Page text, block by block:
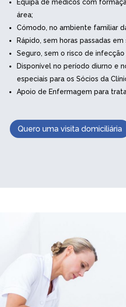
Equipa de médicos com
área;
Cómodo, no ambiente familiar
Rápido, sem horas passadas
Seguro, sem o risco de infecção
Disponível no período diurno e
especiais para os Sócios da
Apoio de Enfermagem para
Quero uma visita domiciliária